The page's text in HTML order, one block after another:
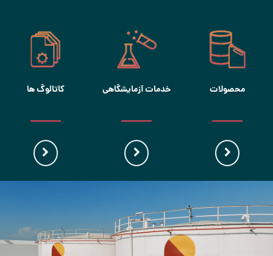
محصولات خدمات آزمایشگاهی کاتالوگ ها